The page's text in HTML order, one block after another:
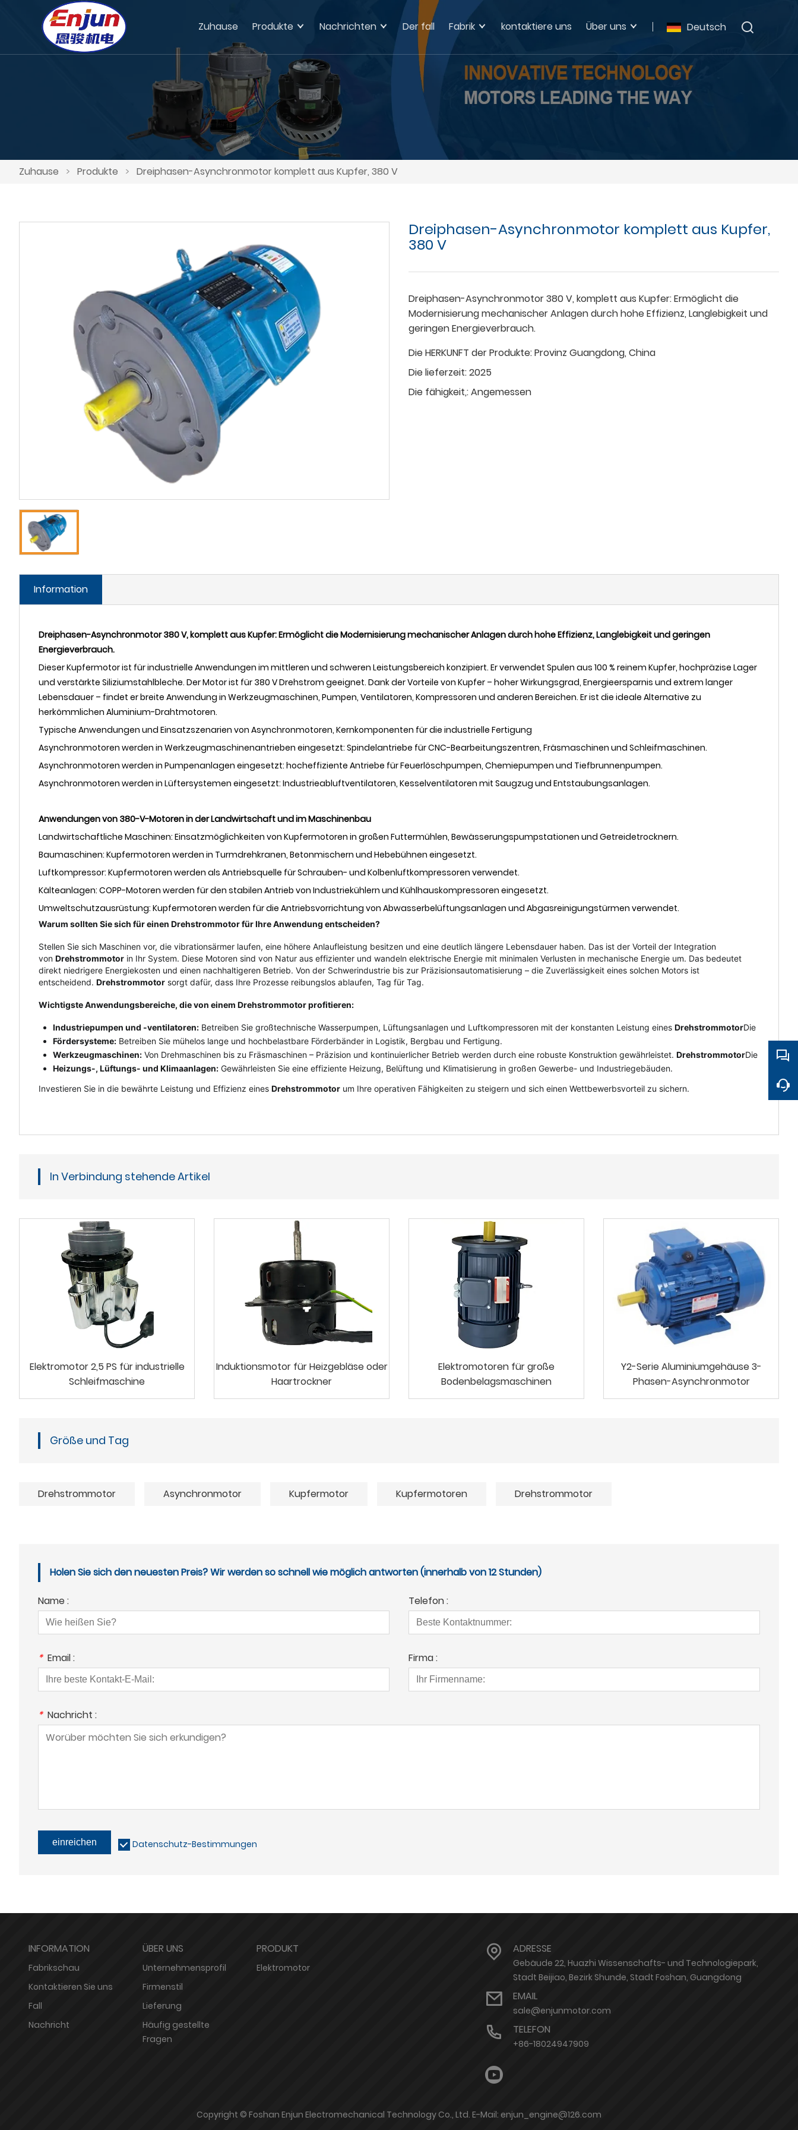
Deutsch
Zuhause Produkte Nachrichten Der fall Fabrik kontaktiere uns Über uns
Zuhause > Produkte > Dreiphasen-Asynchronmotor komplett aus Kupfer, 380 V
Dreiphasen-Asynchronmotor komplett aus Kupfer,
380 V
Dreiphasen-Asynchronmotor 380 V, komplett aus Kupfer: Ermöglicht die
Modernisierung mechanischer Anlagen durch hohe Effizienz, Langlebigkeit und
geringen Energieverbrauch.
Die HERKUNFT der Produkte:Provinz Guangdong, China
Die lieferzeit:2025
Die fähigkeit,:Angemessen
Information
Dreiphasen-Asynchronmotor 380 V, komplett aus Kupfer: Ermöglicht die Modernisierung mechanischer Anlagen durch hohe Effizienz, Langlebigkeit und geringen
Energieverbrauch.
Dieser Kupfermotor ist für industrielle Anwendungen im mittleren und schweren Leistungsbereich konzipiert. Er verwendet Spulen aus 100 % reinem Kupfer, hochpräzise Lager
und verstärkte Siliziumstahlbleche. Der Motor ist für 380 V Drehstrom geeignet. Dank der Vorteile von Kupfer – hoher Wirkungsgrad, Energieersparnis und extrem langer
Lebensdauer – findet er breite Anwendung in Werkzeugmaschinen, Pumpen, Ventilatoren, Kompressoren und anderen Bereichen. Er ist die ideale Alternative zu
herkömmlichen Aluminium-Drahtmotoren.
Typische Anwendungen und Einsatzszenarien von Asynchronmotoren, Kernkomponenten für die industrielle Fertigung
Asynchronmotoren werden in Werkzeugmaschinenantrieben eingesetzt: Spindelantriebe für CNC-Bearbeitungszentren, Fräsmaschinen und Schleifmaschinen.
Asynchronmotoren werden in Pumpenanlagen eingesetzt: hocheffiziente Antriebe für Feuerlöschpumpen, Chemiepumpen und Tiefbrunnenpumpen.
Asynchronmotoren werden in Lüftersystemen eingesetzt: Industrieabluftventilatoren, Kesselventilatoren mit Saugzug und Entstaubungsanlagen.
Anwendungen von 380-V-Motoren in der Landwirtschaft und im Maschinenbau
Landwirtschaftliche Maschinen: Einsatzmöglichkeiten von Kupfermotoren in großen Futtermühlen, Bewässerungspumpstationen und Getreidetrocknern.
Baumaschinen: Kupfermotoren werden in Turmdrehkranen, Betonmischern und Hebebühnen eingesetzt.
Luftkompressor: Kupfermotoren werden als Antriebsquelle für Schrauben- und Kolbenluftkompressoren verwendet.
Kälteanlagen: COPP-Motoren werden für den stabilen Antrieb von Industriekühlern und Kühlhauskompressoren eingesetzt.
Umweltschutzausrüstung: Kupfermotoren werden für die Antriebsvorrichtung von Abwasserbelüftungsanlagen und Abgasreinigungstürmen verwendet.
Warum sollten Sie sich für einen Drehstrommotor für Ihre Anwendung entscheiden?
Stellen Sie sich Maschinen vor, die vibrationsärmer laufen, eine höhere Anlaufleistung besitzen und eine deutlich längere Lebensdauer haben. Das ist der Vorteil der Integration
von Drehstrommotor in Ihr System. Diese Motoren sind von Natur aus effizienter und wandeln elektrische Energie mit minimalen Verlusten in mechanische Energie um. Das bedeutet
direkt niedrigere Energiekosten und einen nachhaltigeren Betrieb. Von der Schwerindustrie bis zur Präzisionsautomatisierung – die Zuverlässigkeit eines solchen Motors ist
entscheidend. Drehstrommotor sorgt dafür, dass Ihre Prozesse reibungslos ablaufen, Tag für Tag.
Wichtigste Anwendungsbereiche, die von einem Drehstrommotor profitieren:
Industriepumpen und -ventilatoren: Betreiben Sie großtechnische Wasserpumpen, Lüftungsanlagen und Luftkompressoren mit der konstanten Leistung eines DrehstrommotorDie
Fördersysteme: Betreiben Sie mühelos lange und hochbelastbare Förderbänder in Logistik, Bergbau und Fertigung.
Werkzeugmaschinen: Von Drehmaschinen bis zu Fräsmaschinen – Präzision und kontinuierlicher Betrieb werden durch eine robuste Konstruktion gewährleistet. DrehstrommotorDie
Heizungs-, Lüftungs- und Klimaanlagen: Gewährleisten Sie eine effiziente Heizung, Belüftung und Klimatisierung in großen Gewerbe- und Industriegebäuden.
Investieren Sie in die bewährte Leistung und Effizienz eines Drehstrommotor um Ihre operativen Fähigkeiten zu steigern und sich einen Wettbewerbsvorteil zu sichern.
In Verbindung stehende Artikel
Elektromotor 2,5 PS für industrielle
Schleifmaschine
Induktionsmotor für Heizgebläse oder
Haartrockner
Elektromotoren für große
Bodenbelagsmaschinen
Y2-Serie Aluminiumgehäuse 3-
Phasen-Asynchronmotor
Größe und Tag
Drehstrommotor Asynchronmotor Kupfermotor Kupfermotoren Drehstrommotor
Holen Sie sich den neuesten Preis? Wir werden so schnell wie möglich antworten (innerhalb von 12 Stunden)
Name : Telefon :
* Email : Firma :
* Nachricht :
einreichen Datenschutz-Bestimmungen
INFORMATION
Fabrikschau
Kontaktieren Sie uns
Fall
Nachricht
ÜBER UNS
Unternehmensprofil
Firmenstil
Lieferung
Häufig gestellte
Fragen
PRODUKT
Elektromotor
ADRESSE
Gebäude 22, Huazhi Wissenschafts- und Technologiepark,
Stadt Beijiao, Bezirk Shunde, Stadt Foshan, Guangdong
EMAIL
sale@enjunmotor.com
TELEFON
+86-18024947909
Copyright © Foshan Enjun Electromechanical Technology Co., Ltd. E-Mail: enjun_engine@126.com